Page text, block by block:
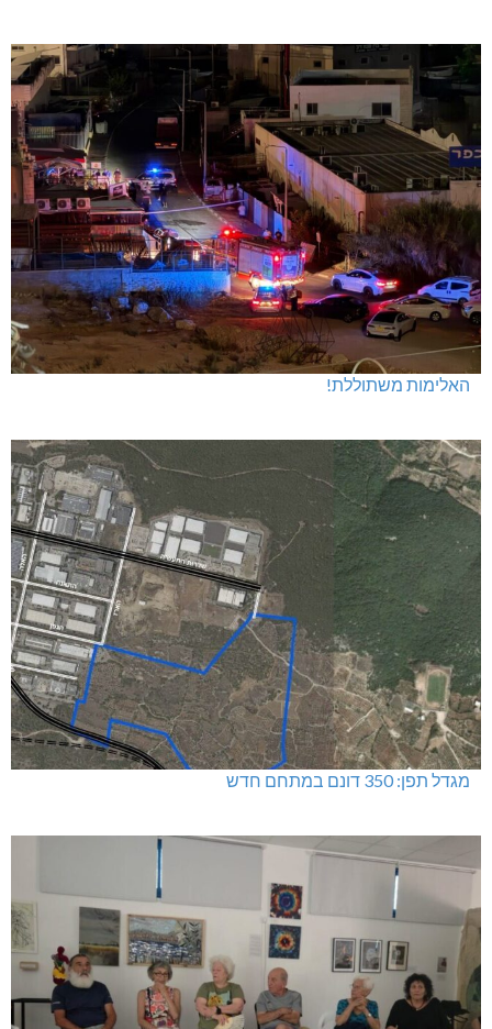
האלימות משתוללת!
מגדל תפן: 350 דונם במתחם חדש